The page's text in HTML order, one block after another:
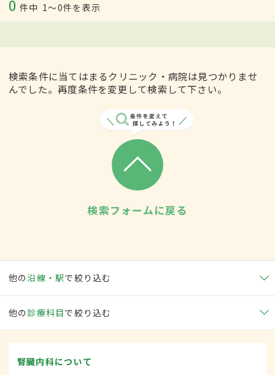
0 件中 1〜0件を表示
検索条件に当てはまるクリニック・病院は見つかりませ
んでした。再度条件を変更して検索して下さい。
検索フォームに戻る
他の沿線・駅で絞り込む
他の 診療科目で絞り込む
腎臓内科について